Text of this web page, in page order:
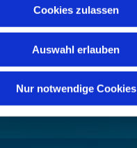
Cookies zulassen
Auswahl erlauben
Nur notwendige Cookies